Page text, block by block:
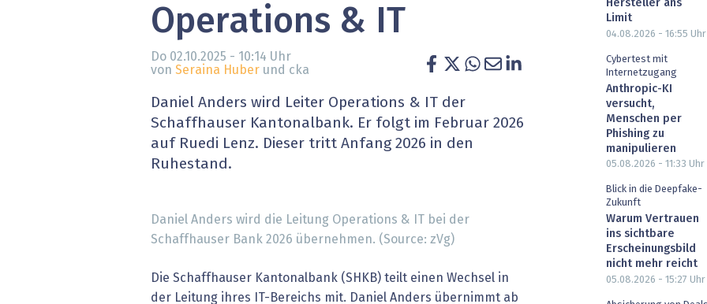
» alle News Gesundheit wird digital
EU-DSGVO
XaaS, Managed Services & Co.
Artificial Intelligence
Fintech & Insurtech
Professional AV & Digital Signage
Operations & IT
Do 02.10.2025 - 10:14 Uhr
von Seraina Huber und cka
Daniel Anders wird Leiter Operations & IT der
Schaffhauser Kantonalbank. Er folgt im Februar 2026
auf Ruedi Lenz. Dieser tritt Anfang 2026 in den
Ruhestand.
Daniel Anders wird die Leitung Operations & IT bei der
Schaffhauser Bank 2026 übernehmen. (Source: zVg)
Die Schaffhauser Kantonalbank (SHKB) teilt einen Wechsel in
der Leitung ihres IT-Bereichs mit. Daniel Anders übernimmt ab
Hersteller ans
Limit
04.08.2026 - 16:55 Uhr
Cybertest mit
Internetzugang
Anthropic-KI
versucht,
Menschen per
Phishing zu
manipulieren
05.08.2026 - 11:33 Uhr
Blick in die Deepfake-
Zukunft
Warum Vertrauen
ins sichtbare
Erscheinungsbild
nicht mehr reicht
05.08.2026 - 15:27 Uhr